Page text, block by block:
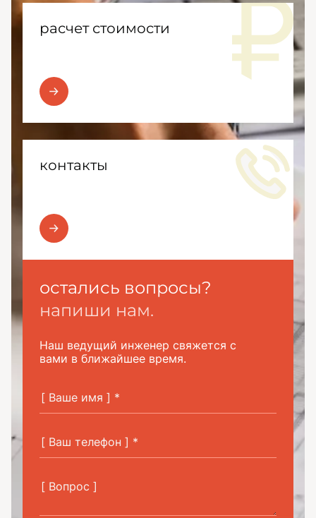
расчет стоимости
контакты
остались вопросы?
напиши нам.
Наш ведущий инженер свяжется с
вами в ближайшее время.